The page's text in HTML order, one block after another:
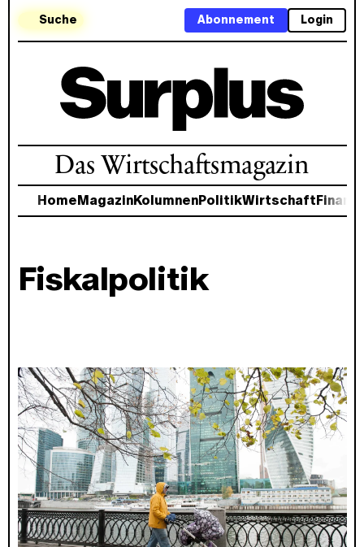
Suche Login
Abonnement
Das Wirtschaftsmagazin
Home MagazinKolumnenPolitikWirtschaft
Fiskalpolitik